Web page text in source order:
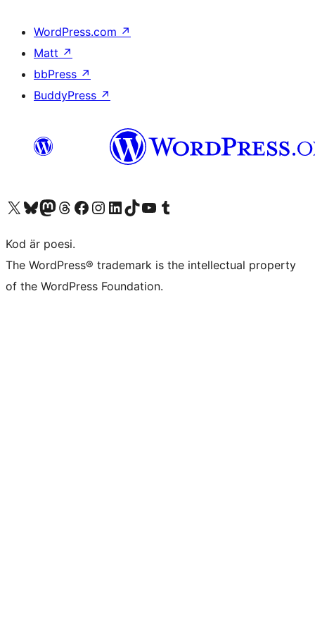
WordPress.com ↗
Matt ↗
bbPress ↗
BuddyPress ↗
Besök vår X-konto (f.d. Twitter)
Besök vårt Bluesky-konto
Besök vårt Mastodon-konto
Besök vårt Thread-konto
Besök vår Facebook-sidaBesök vårt Instagram-konto
Besök vårt LinkedIn-konto
Besök vårt TikTok-konto
Besök vår YouTube-kanalBesök vårt Tumblr-konto
Kod är poesi.
The WordPress® trademark is the intellectual property
of the WordPress Foundation.